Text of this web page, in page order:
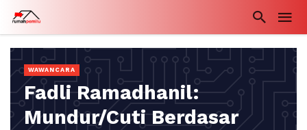
WAWANCARA
Fadli Ramadhanil:
Mundur/Cuti Berdasar